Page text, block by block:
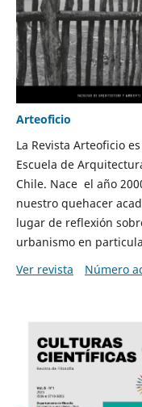
Arteoficio
La Revista Arteoficio
Escuela de
Chile. Nace el año
nuestro quehacer
lugar de reflexión
urbanismo en
Ver revista
Número